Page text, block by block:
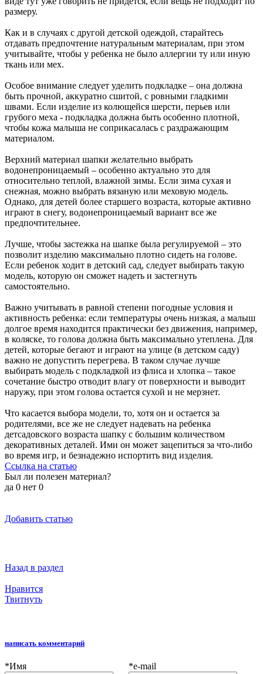
размеру.
Как и в случаях с другой детской одеждой, старайтесь
отдавать предпочтение натуральным материалам, при этом
учитывайте, чтобы у ребенка не было аллергии ту или иную
ткань или мех.
Особое внимание следует уделить подкладке – она должна
быть прочной, аккуратно сшитой, с ровными гладкими
швами. Если изделие из колющейся шерсти, перьев или
грубого меха - подкладка должна быть особенно плотной,
чтобы кожа малыша не соприкасалась с раздражающим
материалом.
Верхний материал шапки желательно выбрать
водонепроницаемый – особенно актуально это для
относительно теплой, влажной зимы. Если зима сухая и
снежная, можно выбрать вязаную или меховую модель.
Однако, для детей более старшего возраста, которые активно
играют в снегу, водонепроницаемый вариант все же
предпочтительнее.
Лучше, чтобы застежка на шапке была регулируемой – это
позволит изделию максимально плотно сидеть на голове.
Если ребенок ходит в детский сад, следует выбирать такую
модель, которую он сможет надеть и застегнуть
самостоятельно.
Важно учитывать в равной степени погодные условия и
активность ребенка: если температуры очень низкая, а малыш
долгое время находится практически без движения, например,
в коляске, то голова должна быть максимально утеплена. Для
детей, которые бегают и играют на улице (в детском саду)
важно не допустить перегрева. В таком случае лучше
выбирать модель с подкладкой из флиса и хлопка – такое
сочетание быстро отводит влагу от поверхности и выводит
наружу, при этом голова остается сухой и не мерзнет.
Что касается выбора модели, то, хотя он и остается за
родителями, все же не следует надевать на ребенка
детсадовского возраста шапку с большим количеством
декоративных деталей. Ими он может зацепиться за что-либо
во время игр, и безнадежно испортить вид изделия.
Ссылка на статью
Был ли полезен материал?
да 0 нет 0
Добавить статью
Назад в раздел
Нравится
Твитнуть
написать комментарий
*Имя *e-mail